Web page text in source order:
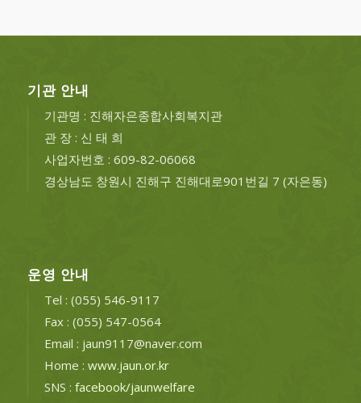
기관 안내
기관명 : 진해자은종합사회복지관
관 장 : 신 태 희
사업자번호 : 609-82-06068
경상남도 창원시 진해구 진해대로901번길 7 (자은동)
운영 안내
Tel : (055) 546-9117
Fax : (055) 547-0564
Email : jaun9117@naver.com
Home : www.jaun.or.kr
SNS : facebook/jaunwelfare